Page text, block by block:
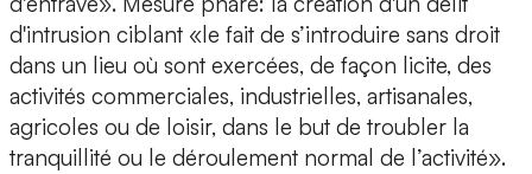
d'intrusion ciblant «le fait de s’introduire sans droit
dans un lieu où sont exercées, de façon licite, des
activités commerciales, industrielles, artisanales,
agricoles ou de loisir, dans le but de troubler la
tranquillité ou le déroulement normal de l’activité».